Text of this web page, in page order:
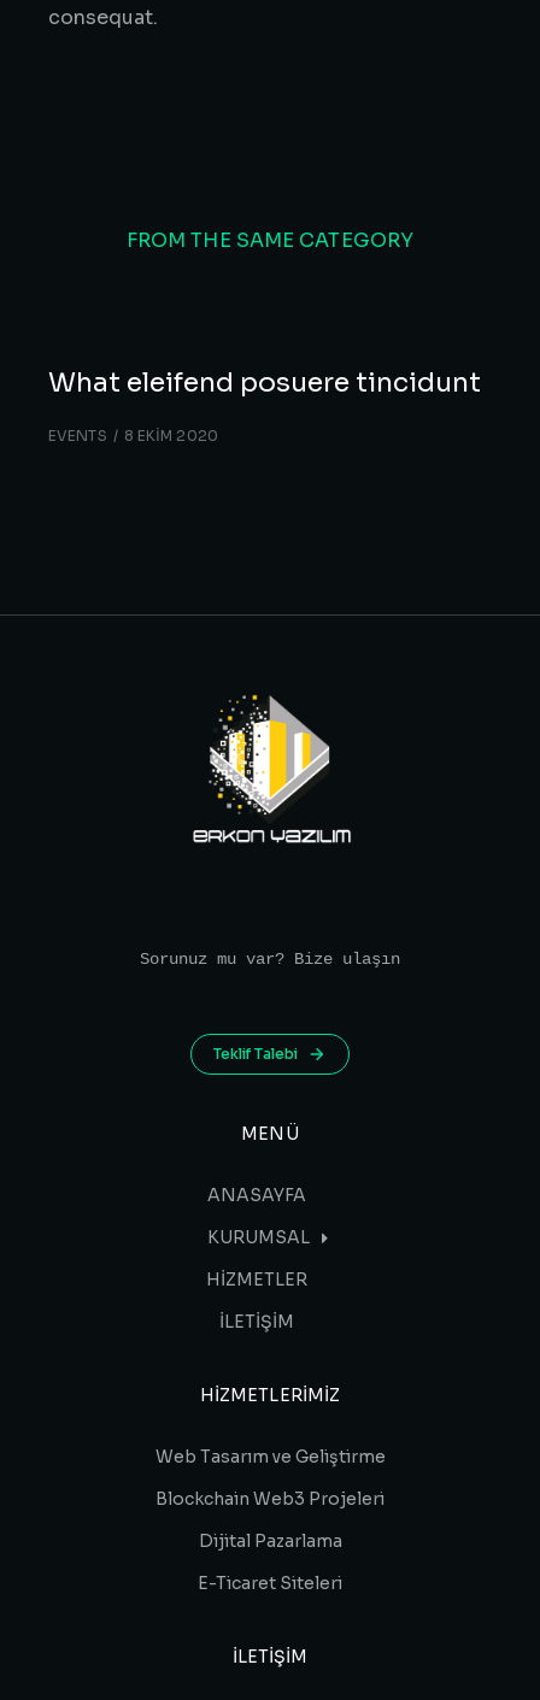
consequat.
FROM THE SAME CATEGORY
What eleifend posuere tincidunt
EVENTS 8 EKIM 2020
Sorunuz mu var? Bize ulaşın
Teklif Talebi
MENÜ
ANASAYFA
KURUMSAL
HİZMETLER
İLETİŞİM
HIZMETLERIMIZ
Web Tasarım ve Geliştirme
Blockchain Web3 Projeleri
Dijital Pazarlama
E-Ticaret Siteleri
ILETIŞIM